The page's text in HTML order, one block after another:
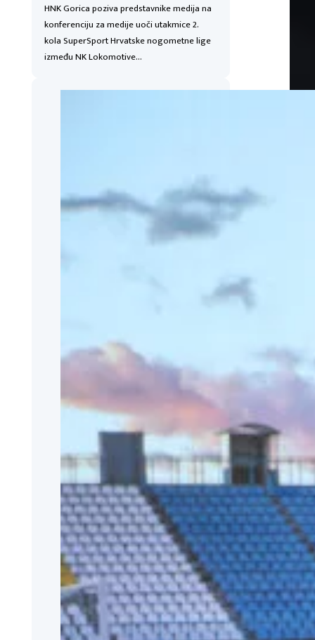
HNK Gorica poziva predstavnike medija na
konferenciju za medije uoči utakmice 2.
kola SuperSport Hrvatske nogometne lige
između NK Lokomotive…